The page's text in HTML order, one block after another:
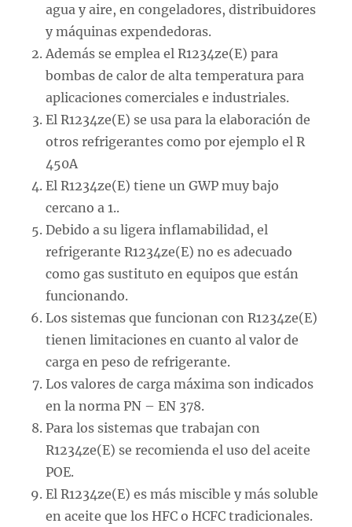
agua y aire, en congeladores, distribuidores
y máquinas expendedoras.
Además se emplea el R1234ze(E) para
bombas de calor de alta temperatura para
aplicaciones comerciales e industriales.
El R1234ze(E) se usa para la elaboración de
otros refrigerantes como por ejemplo el R
450A
El R1234ze(E) tiene un GWP muy bajo
cercano a 1..
Debido a su ligera inflamabilidad, el
refrigerante R1234ze(E) no es adecuado
como gas sustituto en equipos que están
funcionando.
Los sistemas que funcionan con R1234ze(E)
tienen limitaciones en cuanto al valor de
carga en peso de refrigerante.
Los valores de carga máxima son indicados
en la norma PN – EN 378.
Para los sistemas que trabajan con
R1234ze(E) se recomienda el uso del aceite
POE.
El R1234ze(E) es más miscible y más soluble
en aceite que los HFC o HCFC tradicionales.